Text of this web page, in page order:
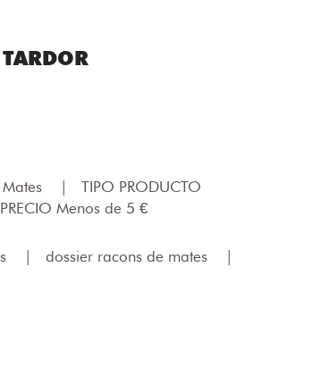
Mates
TIPO PRODUCTO
PRECIO Menos de 5 €
dossier racons de mates